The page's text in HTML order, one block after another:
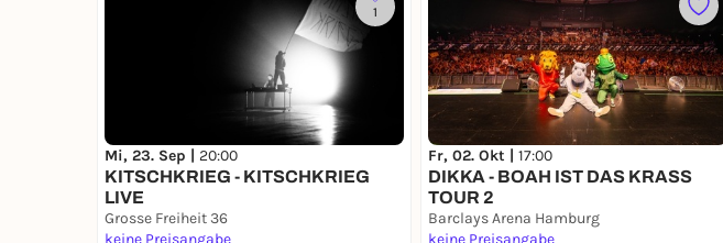
1
Mi, 23. Sep | 20:00
KITSCHKRIEG - KITSCHKRIEG
LIVE
Grosse Freiheit 36
keine Preisangabe
Fr, 02. Okt | 17:00
DIKKA - BOAH IST DAS KRASS
TOUR 2
Barclays Arena Hamburg
keine Preisangabe